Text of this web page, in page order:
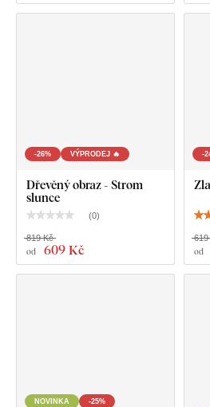
Co najdete v balíku?
Dřevěný obraz - Zlatý strom
Předem namontovaný háček
obrazu
-26% VÝPRODEJ 🔥
Dřevěný obraz - Strom
slunce
(0)
od 609 Kč
819 Kč
-
od
619
NOVINKA
-25%